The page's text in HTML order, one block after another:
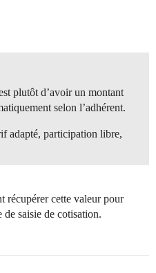
plutôt d’avoir un montant
selon l’adhérent.
adapté, participation libre,
récupérer cette valeur pour
saisie de cotisation.